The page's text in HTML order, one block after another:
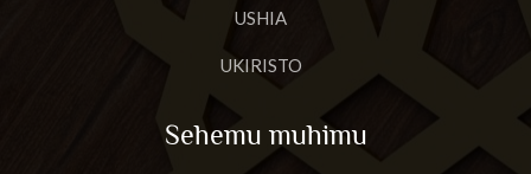
USHIA
UKIRISTO
Sehemu muhimu